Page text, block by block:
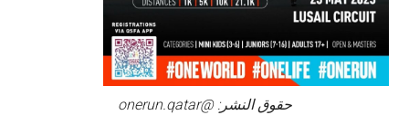
حقوق النشر: @onerun.qatar